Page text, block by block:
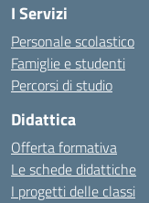
I Servizi
Personale scolastico
Famiglie e studenti
Percorsi di studio
Didattica
Offerta formativa
Le schede didattiche
I progetti delle classi